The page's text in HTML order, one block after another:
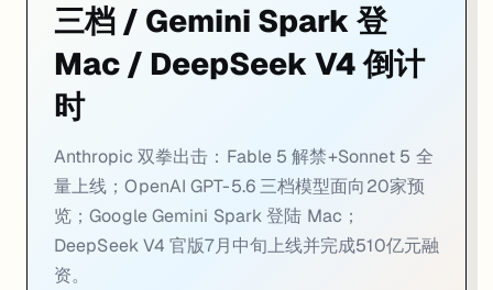
三档 / Gemini Spark 登
Mac / DeepSeek V4 倒计
时
Anthropic 双拳出击：Fable 5 解禁+Sonnet 5 全
量上线；OpenAI GPT-5.6 三档模型面向20家预
览；Google Gemini Spark 登陆 Mac；
DeepSeek V4 官版7月中旬上线并完成510亿元融
资。